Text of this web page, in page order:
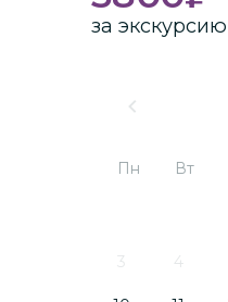
за
Пн Вт
3 4